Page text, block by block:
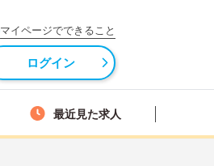
マイページでできること
ログイン
最近見た求人